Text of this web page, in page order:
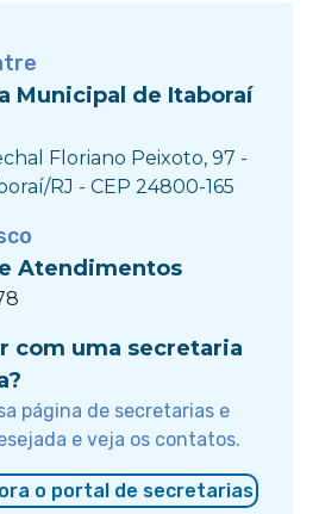
Municipal de Itaboraí
Floriano Peixoto, 97 -
RJ - CEP 24800-165
Atendimentos
com uma secretaria
página de secretarias e
e veja os contatos.
o portal de secretarias